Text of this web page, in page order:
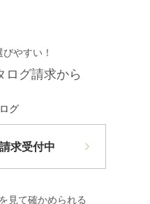
やすい！
ログ請求から
求受付中
見て確かめられる